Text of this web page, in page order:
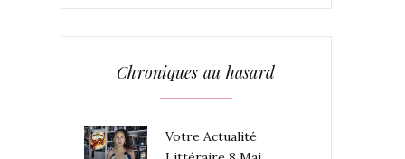
Chroniques au hasard
Votre Actualité